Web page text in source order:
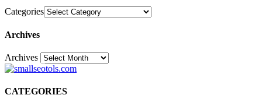
Categories
Archives
Archives30
CATEGORIES